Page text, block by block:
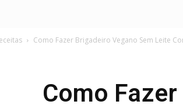
Como Fazer Brigadeiro Vegano Sem Leite
Como